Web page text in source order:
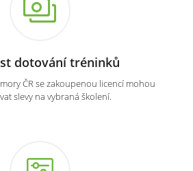
dotování tréninků
ČR se zakoupenou licencí mohou
slevy na vybraná školení.